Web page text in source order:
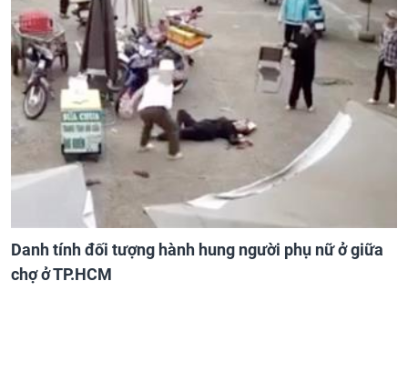
Danh tính đối tượng hành hung người phụ nữ ở giữa
chợ ở TP.HCM